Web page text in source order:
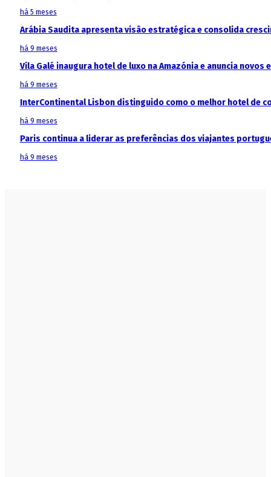
há 5 meses
Arábia Saudita apresenta visão estratégica e consolida
há 9 meses
Vila Galé inaugura hotel de luxo na Amazónia e anuncia
há 9 meses
InterContinental Lisbon distinguido como o melhor hotel de
há 9 meses
Paris continua a liderar as preferências dos viajantes
há 9 meses